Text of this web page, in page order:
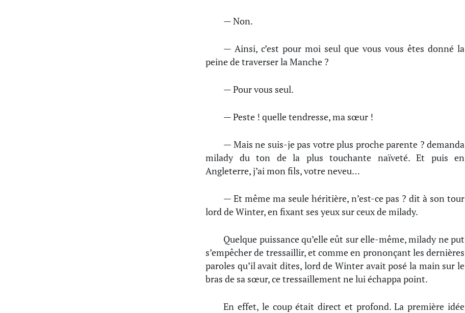
— Non.
— Ainsi, c’est pour moi seul que vous vous êtes donné la
peine de traverser la Manche ?
— Pour vous seul.
— Peste ! quelle tendresse, ma sœur !
— Mais ne suis-je pas votre plus proche parente ? demanda
milady du ton de la plus touchante naïveté. Et puis en
Angleterre, j’ai mon fils, votre neveu…
— Et même ma seule héritière, n’est-ce pas ? dit à son tour
lord de Winter, en fixant ses yeux sur ceux de milady.
Quelque puissance qu’elle eût sur elle-même, milady ne put
s’empêcher de tressaillir, et comme en prononçant les dernières
paroles qu’il avait dites, lord de Winter avait posé la main sur le
bras de sa sœur, ce tressaillement ne lui échappa point.
En effet, le coup était direct et profond. La première idée